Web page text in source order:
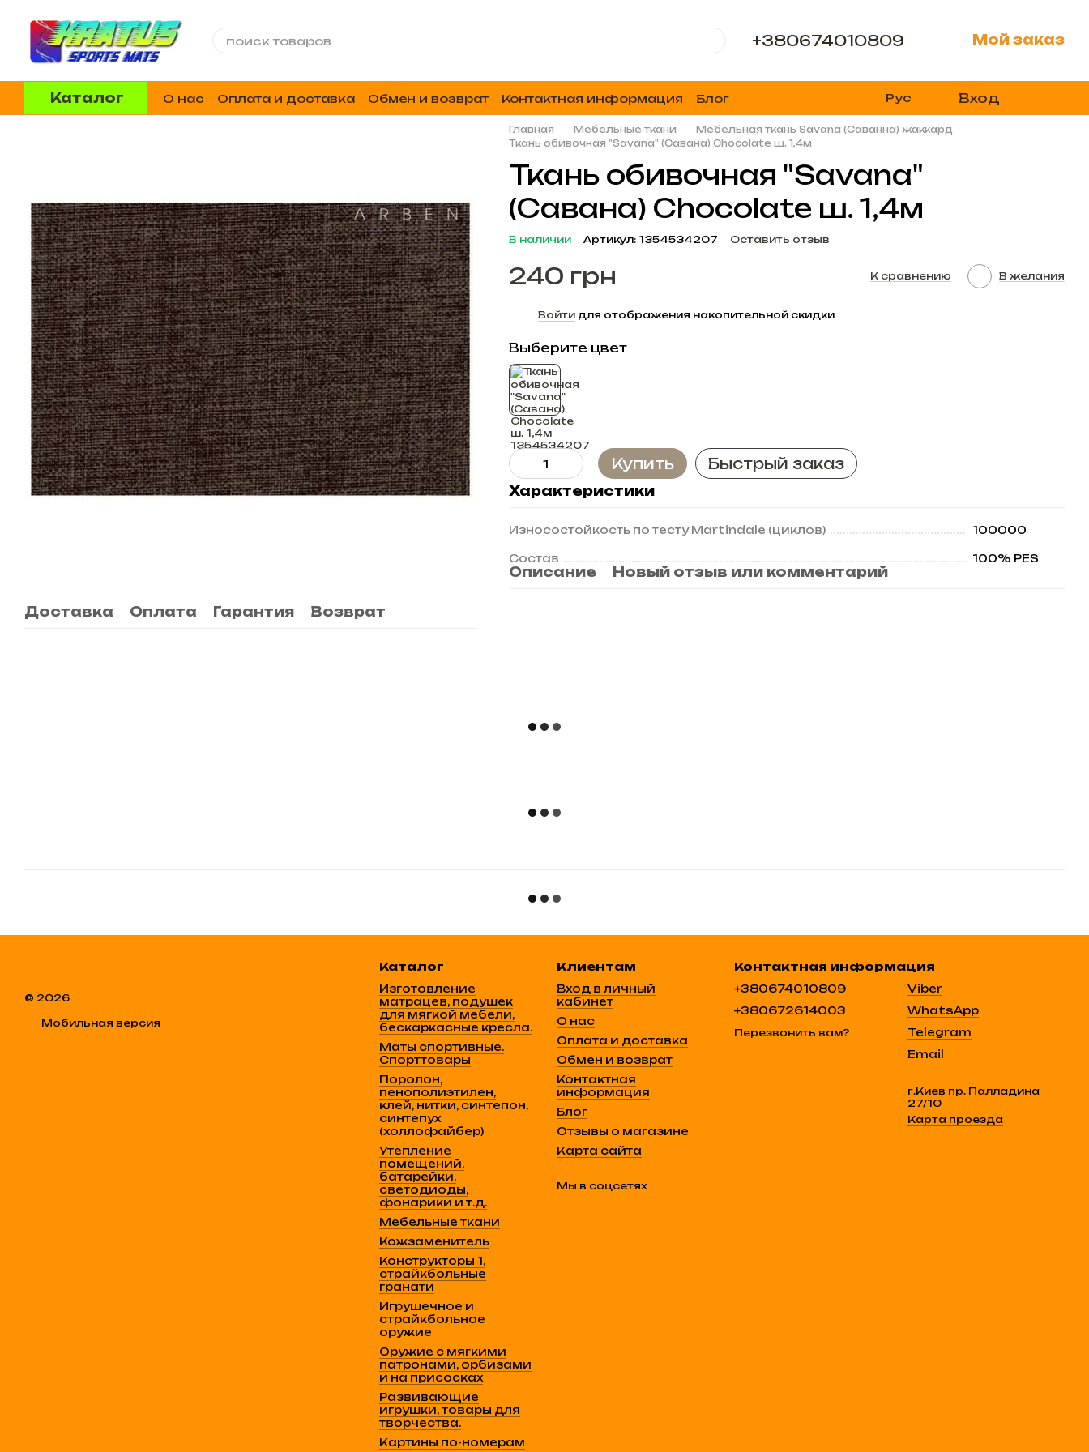
+380674010809 Мой заказ
Каталог О нас Оплата и доставка Обмен и возврат Контактная информация
Блог
Отзывы о магазине
Рус Вход
Доставка Оплата Гарантия Возврат
Главная Мебельные ткани
Мебельная ткань Savana (Саванна) жаккард
Ткань обивочная "Savana" (Савана) Chocolate ш. 1,4м
Ткань обивочная "Savana"
(Савана) Chocolate ш. 1,4м
В наличии Артикул: 1354534207 Оставить отзыв
240 грн К сравнению В желания
Войтидля отображения накопительной скидки
Выберите цвет
Купить Быстрый заказ
Характеристики
Износостойкость по тесту Martindale (циклов) 100000
Состав 100% PES
Описание Новый отзыв или комментарий
© 2026
Мобильная версия
Каталог
Изготовление
матрацев, подушек
для мягкой мебели,
бескаркасные кресла.
Маты спортивные.
Спорттовары
Поролон,
пенополиэтилен,
клей, нитки, синтепон,
синтепух
(холлофайбер)
Утепление
помещений,
батарейки,
светодиоды,
фонарики и т.д.
Мебельные ткани
Кожзаменитель
Конструкторы 1,
страйкбольные
гранати
Игрушечное и
страйкбольное
оружие
Оружие с мягкими
патронами, орбизами
и на присосках
Развивающие
игрушки, товары для
творчества.
Картины по-номерам
Клиентам
Вход в личный
кабинет
О нас
Оплата и доставка
Обмен и возврат
Контактная
информация
Блог
Отзывы о магазине
Карта сайта
Мы в соцсетях
Контактная информация
+380674010809
+380672614003
Перезвонить вам?
Viber
WhatsApp
Telegram
Email
г.Киев пр. Палладина
27/10
Карта проезда